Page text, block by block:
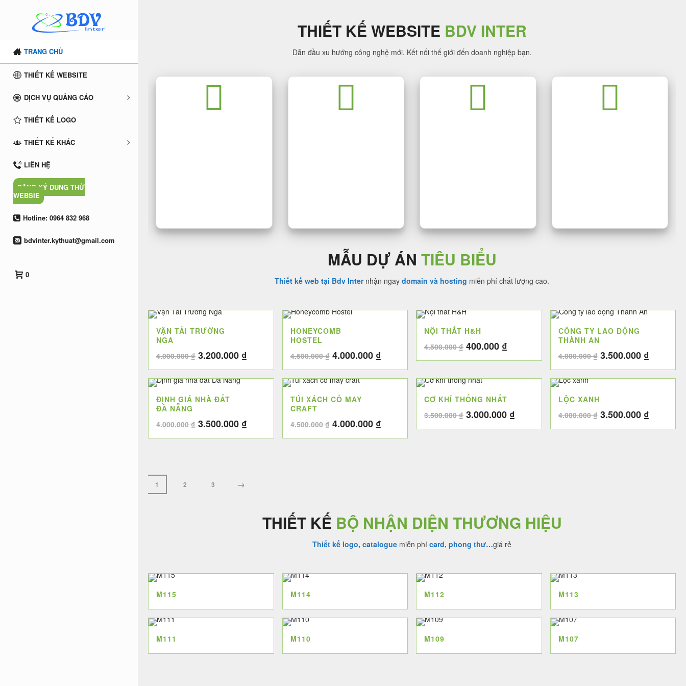
TRANG CHỦ
THIẾT KẾ WEBSITE
DỊCH VỤ QUẢNG CÁO
THIẾT KẾ LOGO
THIẾT KẾ KHÁC
LIÊN HỆ
ĐĂNG KÝ DÙNG THỬ
WEBSIE
Hotline: 0964 832 968
bdvinter.kythuat@gmail.com
0
THIẾT KẾ WEBSITE BDV INTER
Dẫn đầu xu hướng công nghệ mới. Kết nối thế giới đến doanh nghiệp bạn.
MẪU DỰ ÁN TIÊU BIỂU
Thiết kế web tại Bdv Internhận ngay domain và hosting miễn phí chất lượng cao.
VẬN TẢI TRƯỜNG
NGA
4.000.000₫ Giá
gốc
là:
3.200.000 ₫
hiện
tại
3.200.000 ₫.
HONEYCOMB
HOSTEL
4.500.000₫ Giá
gốc
là:
4.000.000 ₫Giá
hiện
tại
4.000.000 ₫.
NỘI THẤT H&H
4.500.000₫ Giá
gốc
4.500.000 ₫.
400.000 ₫
hiện
là:
CÔNG TY LAO ĐỘNG
THÀNH AN
4.000.000₫ Giá
gốc
là:
3.500.000 ₫Giá
hiện
tại
ĐỊNH GIÁ NHÀ ĐẤT
ĐÀ NẴNG
4.000.000₫ Giá
gốc
3.500.000 ₫
hiện
TÚI XÁCH CỎ MAY
CRAFT
4.500.000₫ Giá
gốc
4.000.000 ₫Giá
hiện
CƠ KHÍ THỐNG NHẤT
3.500.000₫ Giá
gốc
3.000.000 ₫
hiện
LỘC XANH
4.000.000₫ Giá
gốc
3.500.000 ₫Giá
hiện
1 2 3 →
THIẾT KẾ BỘ NHẬN DIỆN THƯƠNG HIỆU
Thiết kế logo, catalogue miễn phí card, phong thư…giá rẻ
M115 M114 M112 M113
M111 M110 M109 M107